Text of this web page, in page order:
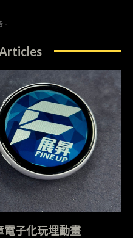
-
電子化玩埋動畫